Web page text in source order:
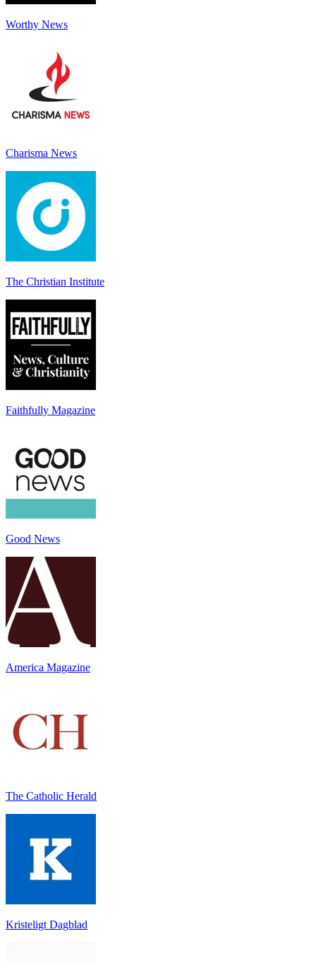
Worthy News
Charisma News
The Christian Institute
Faithfully Magazine
Good News
America Magazine
The Catholic Herald
Kristeligt Dagblad